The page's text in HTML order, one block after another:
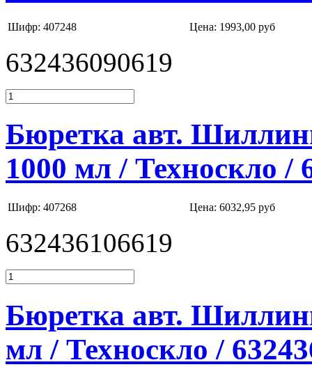
Шифр: 407248 Цена: 1993,00 руб
632436090619
Бюретка авт.
1000 мл / Техноскло /
Шифр: 407268 Цена: 6032,95 руб
632436106619
Бюретка авт.
мл / Техноскло /